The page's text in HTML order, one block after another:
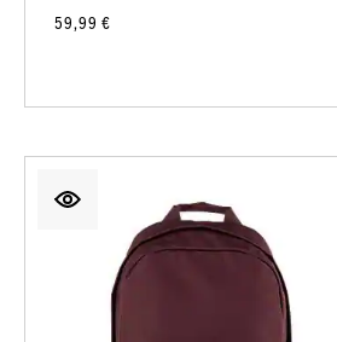
59,99 €